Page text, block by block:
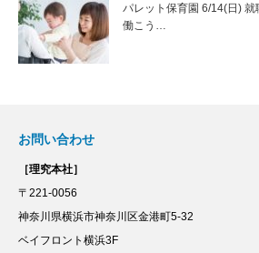
パレット保育園 6/14(日)
働こう…
お問い合わせ
［理究本社］
〒221-0056
神奈川県横浜市神奈川区金港町5-32
ベイフロント横浜3F